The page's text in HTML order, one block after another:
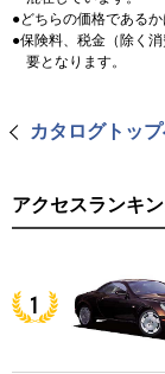
どちらの価格である
保険料、税金（除く
要となります。
カタログトッ
アクセスランキ